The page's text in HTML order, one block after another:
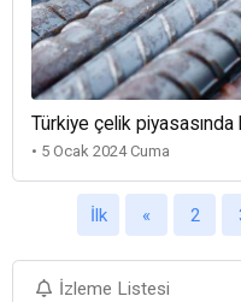
Türkiye çelik
• 5 Ocak 2024 Cuma
İlk « 2
İzleme Listesi